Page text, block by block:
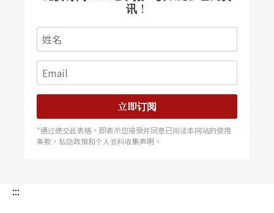
讯！
立即订阅
*通过递交此表格，即表示您接受并同意已阅读本网站的使用
条款，私隐政策和个人资料收集声明。
:::